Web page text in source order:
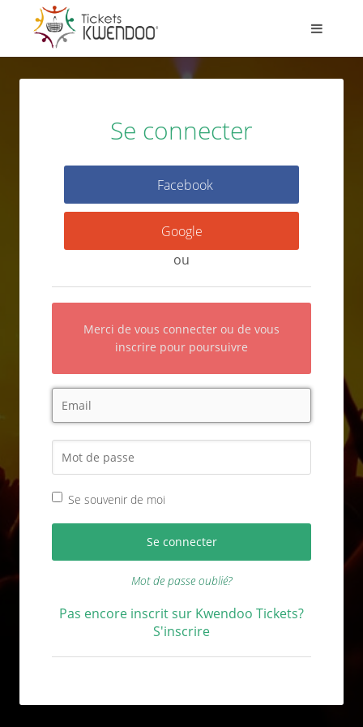
Se connecter
Facebook
Google
ou
Merci de vous connecter ou de vous
inscrire pour poursuivre
Se souvenir de moi
Mot de passe oublié?
Pas encore inscrit sur Kwendoo Tickets?
S'inscrire